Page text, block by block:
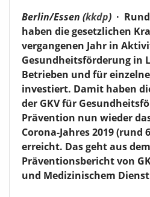
Berlin/Essen (kkdp) ·
haben die gesetzlichen
vergangenen Jahr in
Gesundheitsförderung in
Betrieben und für
investiert. Damit haben
der GKV für
Prävention nun wieder
Corona-Jahres 2019 (rund
erreicht. Das geht aus
Präventionsbericht von
und Medizinischem